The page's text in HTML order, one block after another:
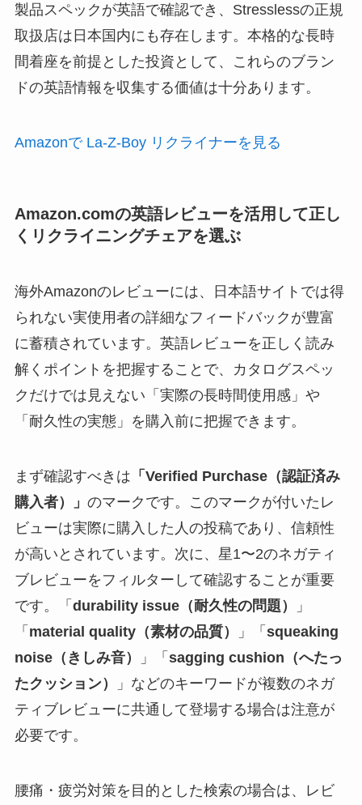
製品スペックが英語で確認でき、Stresslessの正規
取扱店は日本国内にも存在します。本格的な長時
間着座を前提とした投資として、これらのブラン
ドの英語情報を収集する価値は十分あります。
Amazonで La-Z-Boy リクライナーを見る
Amazon.comの英語レビューを活用して正し
くリクライニングチェアを選ぶ
海外Amazonのレビューには、日本語サイトでは得
られない実使用者の詳細なフィードバックが豊富
に蓄積されています。英語レビューを正しく読み
解くポイントを把握することで、カタログスペッ
クだけでは見えない「実際の長時間使用感」や
「耐久性の実態」を購入前に把握できます。
まず確認すべきは 「Verified Purchase（認証済み
購入者）」 のマークです。このマークが付いたレ
ビューは実際に購入した人の投稿であり、信頼性
が高いとされています。次に、星1〜2のネガティ
ブレビューをフィルターして確認することが重要
です。「 durability issue（耐久性の問題）
」
「 material quality（素材の品質） 」「 squeaking
noise（きしみ音）
」「 sagging cushion（へたっ
たクッション）
」などのキーワードが複数のネガ
ティブレビューに共通して登場する場合は注意が
必要です。
腰痛・疲労対策を目的とした検索の場合は、レビ